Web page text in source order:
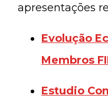
apresentações
Evolução
Membros
Estudio